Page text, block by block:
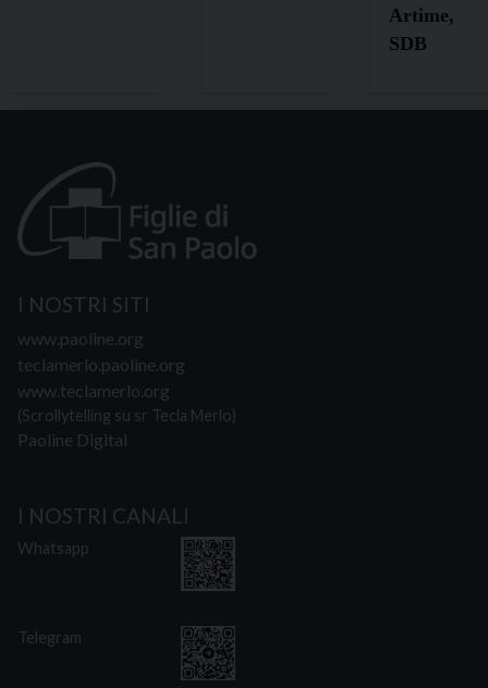
Artime,
SDB
I NOSTRI SITI
www.paoline.org
teclamerlo.paoline.org
www.teclamerlo.org
(Scrollytelling su sr Tecla Merlo)
Paoline Digital
I NOSTRI CANALI
Whatsapp
Telegram